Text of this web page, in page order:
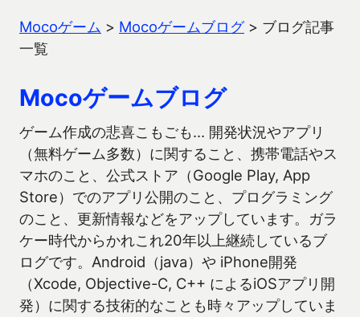
Mocoゲーム > Mocoゲームブログ> ブログ記事
一覧
Mocoゲームブログ
ゲーム作成の悲喜こもごも… 開発状況やアプリ
（無料ゲーム多数）に関すること、携帯電話やス
マホのこと、公式ストア（Google Play, App
Store）でのアプリ公開のこと、プログラミング
のこと、更新情報などをアップしています。ガラ
ケー時代からかれこれ20年以上継続しているブ
ログです。Android（java）や iPhone開発
（Xcode, Objective-C, C++ によるiOSアプリ開
発）に関する技術的なことも時々アップしていま